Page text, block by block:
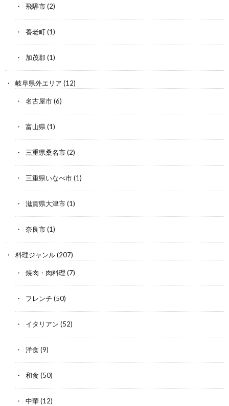
飛騨市(2)
養老町(1)
加茂郡(1)
岐阜県外エリア (12)
名古屋市(6)
富山県(1)
三重県桑名市(2)
三重県いなべ市(1)
滋賀県大津市(1)
奈良市(1)
料理ジャンル(207)
焼肉・肉料理 (7)
フレンチ (50)
イタリアン (52)
洋食 (9)
和食 (50)
中華(12)